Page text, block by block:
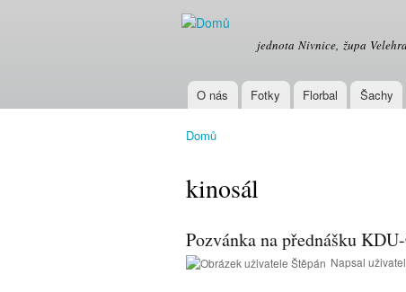
OREL
jednota Nivnice, župa
Hlavní menu
O nás Fotky Florbal Šachy
Domů
kinosál
Pozvánka na přednášku
Napsal uživatel